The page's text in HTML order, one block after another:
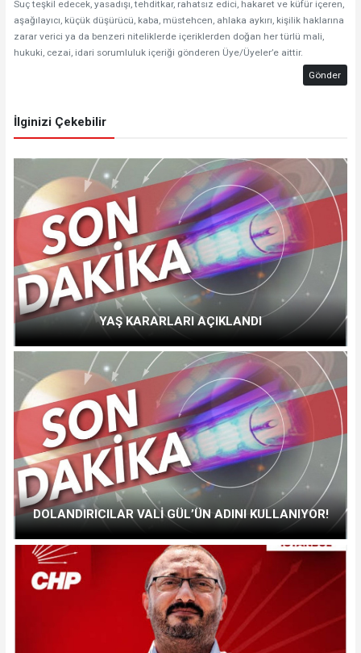
Suç teşkil edecek, yasadışı, tehditkar, rahatsız edici, hakaret ve küfür içeren,
aşağılayıcı, küçük düşürücü, kaba, müstehcen, ahlaka aykırı, kişilik haklarına
zarar verici ya da benzeri niteliklerde içeriklerden doğan her türlü mali,
hukuki, cezai, idari sorumluluk içeriği gönderen Üye/Üyeler’e aittir.
Gönder
İlginizi Çekebilir
YAŞ KARARLARI AÇIKLANDI
DOLANDIRICILAR VALİ GÜL’ÜN ADINI KULLANIYOR!